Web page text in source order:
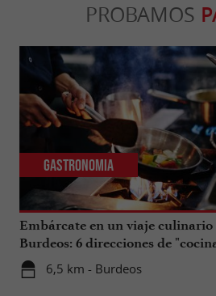
PROBAMOS
Embárcate en un viaje
Burdeos: 6 direcciones de
internacional"
6,5 km - Burdeos
Gastronomia